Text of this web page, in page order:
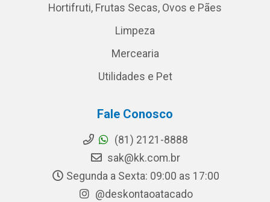
Hortifruti, Frutas Secas, Ovos e Pães
Limpeza
Mercearia
Utilidades e Pet
Fale Conosco
(81) 2121-8888
sak@kk.com.br
Segunda a Sexta: 09:00 as 17:00
@deskontaoatacado